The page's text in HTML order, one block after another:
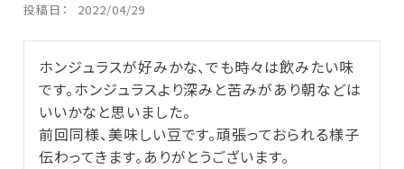
投稿日 2022/04/29
ホンジュラスが好みかな、でも時々は飲みたい味
です。ホンジュラスより深みと苦みがあり朝などは
いいかなと思いました。
前回同様、美味しい豆です。頑張っておられる様子
伝わってきます。ありがとうございます。